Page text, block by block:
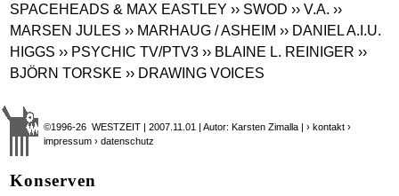
SPACEHEADS & MAX EASTLEY ›› SWOD ›› V.A. ››
MARSEN JULES ›› MARHAUG / ASHEIM ›› DANIEL A.I.U.
HIGGS ›› PSYCHIC TV/PTV3 ›› BLAINE L. REINIGER ››
BJÖRN TORSKE ›› DRAWING VOICES
©1996-26 WESTZEIT | 2007.11.01 | Autor: Karsten Zimalla |› kontakt ›
impressum › datenschutz
Konserven